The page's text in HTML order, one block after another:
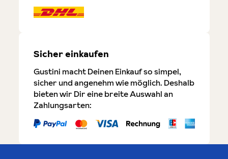
Sicher einkaufen
Gustini macht Deinen Einkauf so simpel,
sicher und angenehm wie möglich. Deshalb
bieten wir Dir eine breite Auswahl an
Zahlungsarten: